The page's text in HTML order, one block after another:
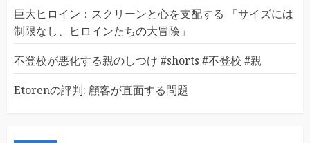
巨大ヒロイン：スクリーンと心を支配する 「サイズには
制限なし、ヒロインたちの大冒険」
不登校が悪化する親のしつけ #shorts #不登校 #親
Etorenの評判: 顧客が直面する問題